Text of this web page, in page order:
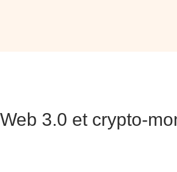
Web 3.0 et crypto-